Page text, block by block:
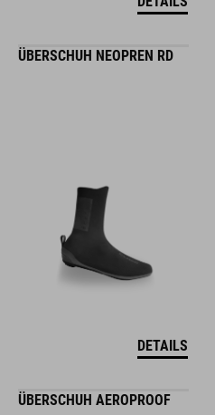
ÜBERSCHUH NEOPREN RD
DETAILS
ÜBERSCHUH AEROPROOF